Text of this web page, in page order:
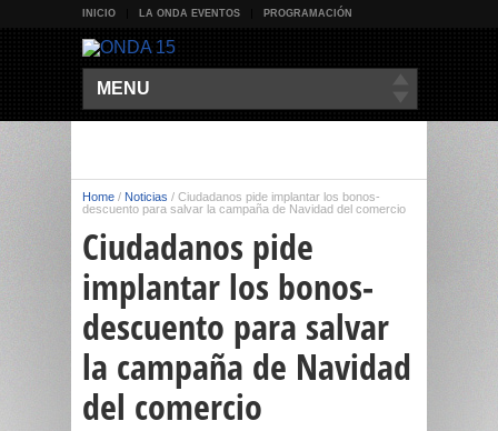
INICIO LA ONDA EVENTOS PROGRAMACIÓN
MENU
Home / Noticias / Ciudadanos pide implantar los bonos-
descuento para salvar la campaña de Navidad del comercio
Ciudadanos pide
implantar los bonos-
descuento para salvar
la campaña de Navidad
del comercio